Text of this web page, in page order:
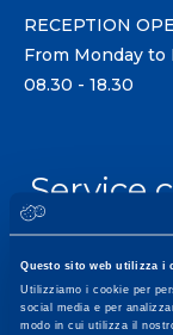
Questo sito web utilizza i
Utilizziamo i cookie per
social media e per
modo in cui utilizza il
RECEPTION
From Monday to
08.30 - 18.30
Service
being.
More